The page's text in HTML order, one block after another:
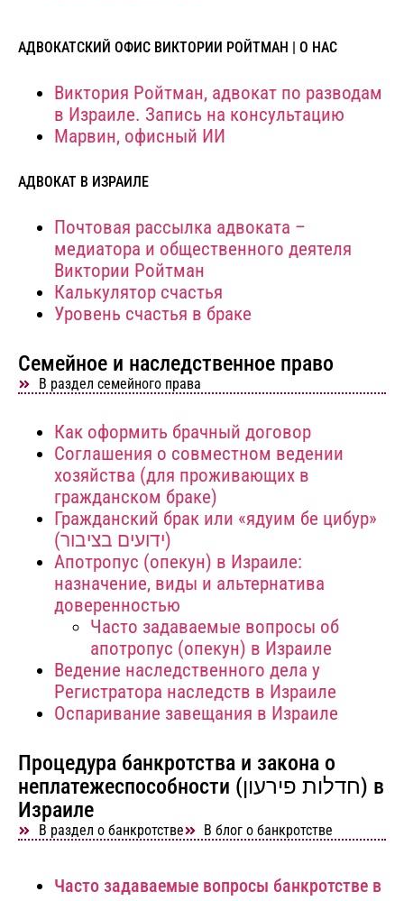
АДВОКАТСКИЙ ОФИС ВИКТОРИИ РОЙТМАН | О НАС
Виктория Ройтман, адвокат по разводам
в Израиле. Запись на консультацию
Марвин, офисный ИИ
АДВОКАТ В ИЗРАИЛЕ
Почтовая рассылка адвоката –
медиатора и общественного деятеля
Виктории Ройтман
Калькулятор счастья
Уровень счастья в браке
Cемейное и наследственное право
В раздел семейного права
Как оформить брачный договор
Соглашения о совместном ведении
хозяйства (для проживающих в
гражданском браке)
Гражданский брак или «ядуим бе цибур»
(ידועים בציבור)
Апотропус (опекун) в Израиле:
назначение, виды и альтернатива
доверенностью
Часто задаваемые вопросы об
апотропус (опекун) в Израиле
Ведение наследственного дела у
Регистратора наследств в Израиле
Оспаривание завещания в Израиле
Процедура банкротства и закона о
неплатежеспособности (חדלות פירעון) в
Израиле
В раздел о банкротстве В блог о банкротстве
Часто задаваемые вопросы банкротстве в